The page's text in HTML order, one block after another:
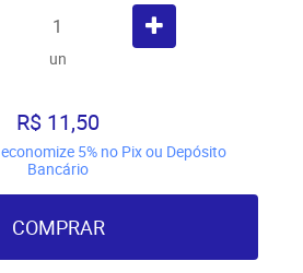
un
R$ 11,50
economize 5% no Pix ou Depósito
Bancário
COMPRAR